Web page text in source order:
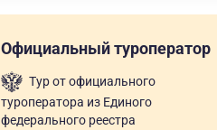
Официальный туроператор
Тур от официального
туроператора из Единого
федерального реестра